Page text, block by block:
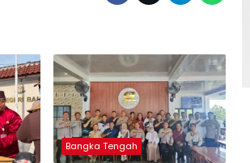
Bangka Tengah